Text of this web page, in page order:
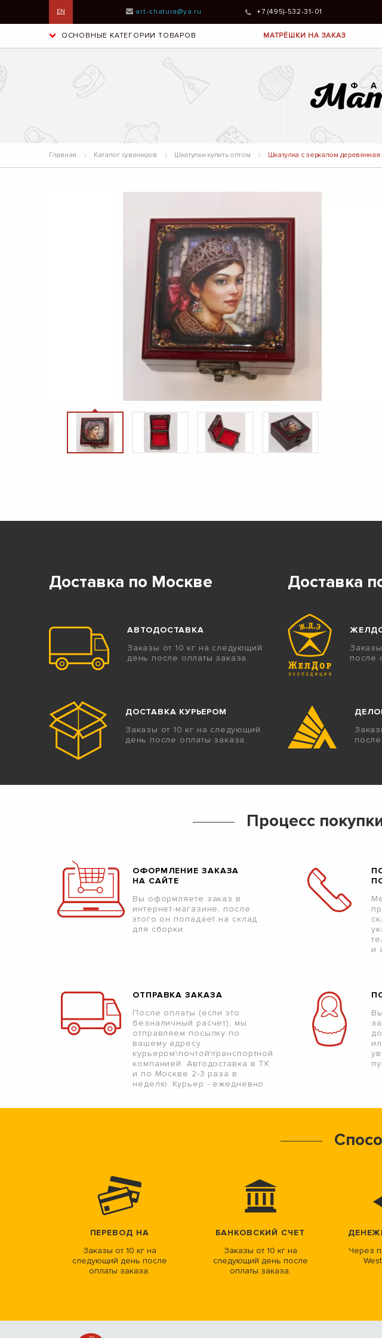
EN art-shatura@ya.ru +7 (495)-532-31-01
ОСНОВНЫЕ КАТЕГОРИИ ТОВАРОВ МАТРЁШКИ НА ЗАКАЗ
Главная Каталог сувениров Шкатулки купить оптом Шкатулка с зеркалом
Доставка по Москве
АВТОДОСТАВКА
Заказы от 10 кг на следующий
день после оплаты заказа.
Доставка
после
ДОСТАВКА КУРЬЕРОМ
Заказы от 10 кг на следующий
день после оплаты заказа.
Процесс
ОФОРМЛЕНИЕ ЗАКАЗА
НА САЙТЕ
Вы оформляете заказ в
интернет-магазине, после
этого он попадает на склад
для сборки.
и
ОТПРАВКА ЗАКАЗА
После оплаты (если это
безналичный расчет), мы
отправляем посылку по
вашему адресу
курьером\почтой\транспортной
компанией. Автодоставка в ТК
и по Москве 2-3 раза в
неделю. Курьер - ежедневно.
ПЕРЕВОД НА
Заказы от 10 кг на
следующий день после
оплаты заказа.
БАНКОВСКИЙ СЧЕТ
Заказы от 10 кг на
следующий день после
оплаты заказа.
Через